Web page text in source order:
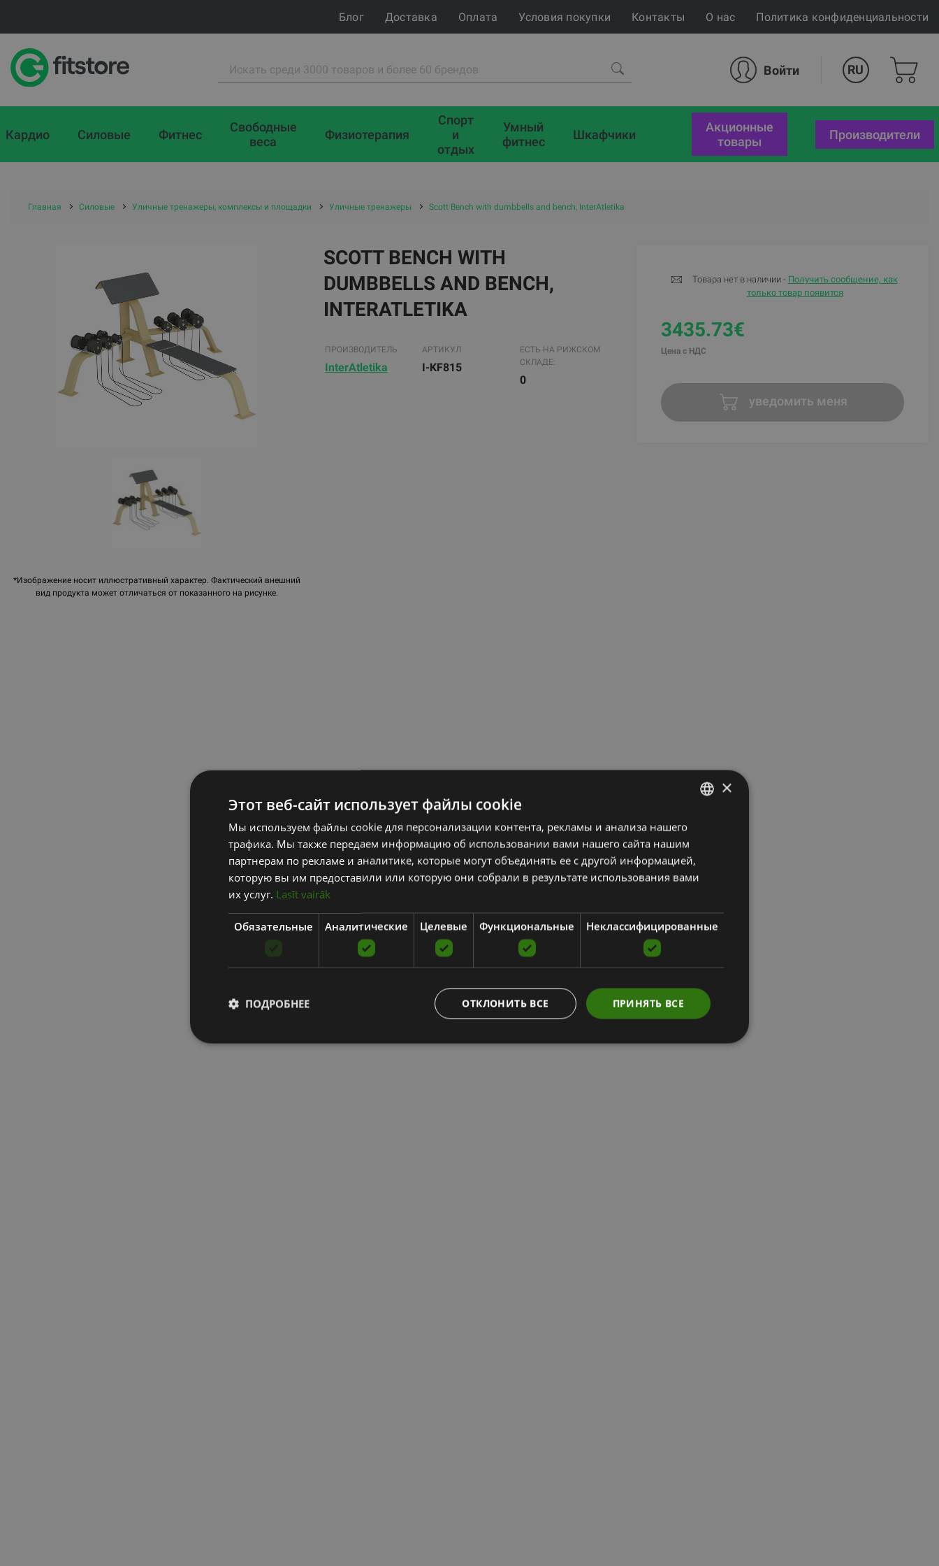
Блог Доставка Оплата Условия покупки Контакты О нас Политика конфиденциальности
Войти RU
Кардио Силовые Фитнес
Свободные
веса
Физиотерапия
Спорт
и
отдых
Умный
фитнес
Шкафчики
акционные
товары
Производители
Главная Силовые Уличные тренажеры, комплексы и площадки Уличные тренажеры Scott Bench with dumbbells and bench, InterAtletika
*Изображение носит иллюстративный характер. Фактический внешний
вид продукта может отличаться от показанного на рисунке.
SCOTT BENCH WITH
DUMBBELLS AND BENCH,
INTERATLETIKA
ПРОИЗВОДИТЕЛЬ
InterAtletika
АРТИКУЛ
I-KF815
ЕСТЬ НА РИЖСКОМ
СКЛАДЕ:
0
Товара нет в наличии - Получить сообщение, как
только товар появится
3435.73€
Цена с НДС
уведомить меня
×
Этот веб-сайт использует файлы cookie
Мы используем файлы cookie для персонализации контента, рекламы и анализа нашего
трафика. Мы также передаем информацию об использовании вами нашего сайта нашим
партнерам по рекламе и аналитике, которые могут объединять ее с другой информацией,
которую вы им предоставили или которую они собрали в результате использования вами
их услуг. Lasīt vairāk
Обязательные Аналитические Целевые Функциональные Неклассифицированные
ПРИНЯТЬ ВСЕ
ОТКЛОНИТЬ ВСЕ
ПОДРОБНЕЕ